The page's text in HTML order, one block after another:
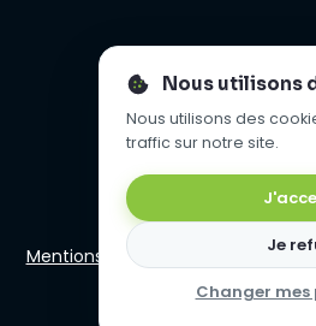
Nous utilisons
Nous utilisons des
traffic sur notre site.
Je
Changer mes
Mentions légales
- Copyright
Defaweux